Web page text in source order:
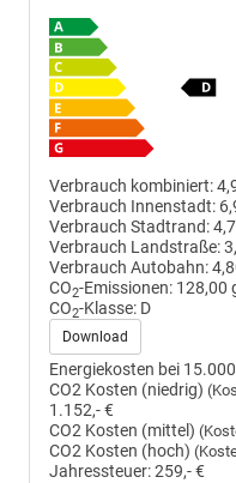
Verbrauch kombiniert:
Verbrauch Innenstadt:
Verbrauch Stadtrand:
Verbrauch Landstraße:
Verbrauch Autobahn:
CO2-Emissionen: 128,00
CO2-Klasse: D
Download
Energiekosten bei
CO2 Kosten (niedrig)
1.152,- €
CO2 Kosten (mittel)
CO2 Kosten (hoch)
Jahressteuer:259,- €